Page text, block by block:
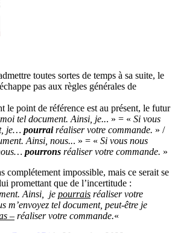
toutes sortes de temps à sa suite, le
pas aux règles générales de
le point de référence est au présent, le futur
tel document. Ainsi, je... » = « Si vous
je… pourrairéaliser votre commande. » /
Ainsi, nous... » = « Si vous nous
pourrons réaliser votre commande. »
complétement impossible, mais ce serait se
promettant que de l’incertitude :
Ainsi, je pourrais réaliser votre
m’envoyez tel document, peut-être je
– réaliser votre commande.«